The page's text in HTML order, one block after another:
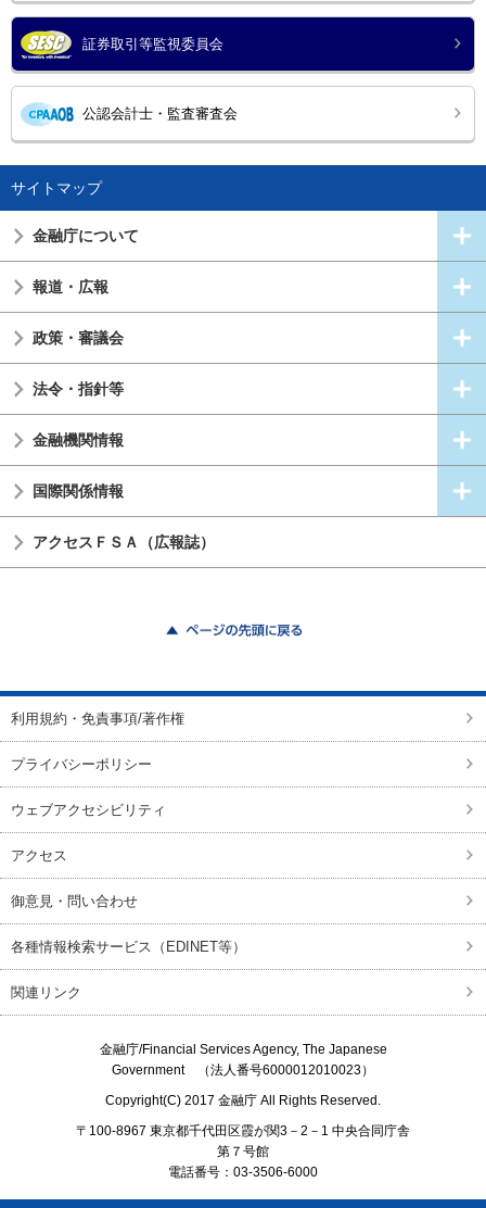
証券取引等監視委員会
公認会計士・監査審査会
サイトマップ
金融庁について
報道・広報
政策・審議会
法令・指針等
金融機関情報
国際関係情報
アクセスＦＳＡ（広報誌）
利用規約・免責事項/著作権
プライバシーポリシー
ウェブアクセシビリティ
アクセス
御意見・問い合わせ
各種情報検索サービス（EDINET等）
関連リンク
金融庁/Financial Services Agency, The Japanese
Government（法人番号6000012010023）
Copyright(C) 2017 金融庁 All Rights Reserved.
〒100-8967 東京都千代田区霞が関3－2－1 中央合同庁舎
第７号館
電話番号：03-3506-6000